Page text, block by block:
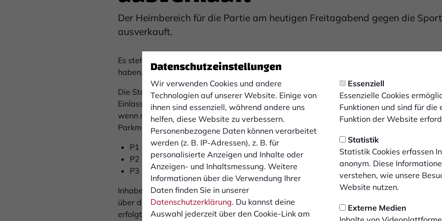
Datenschutzeinstellungen
Wir verwenden Cookies und andere
Technologien auf unserer Website. Einige von
ihnen sind essenziell, während andere uns
helfen, diese Website zu verbessern.
Personenbezogene Daten können verarbeitet
werden (z. B. IP-Adressen), z. B. für
personalisierte Anzeigen und Inhalte oder
Anzeigen- und Inhaltsmessung. Weitere
Informationen über die Verwendung Ihrer
Daten finden Sie in unserer
Datenschutzerklärung. Du kannst deine
Auswahl jederzeit über den Cookie-Link am
Essenziell
Essenzielle Cookies
Funktionen und sind für die
Funktion der Website
Statistik
Statistik Cookies erfassen
anonym. Diese
verstehen, wie unsere
Website nutzen.
Externe Medien
Der Heimbereich für die Partie am heutigen Freitagabend gegen die
ausverkauft.
Es stehen ausschließlich noch Tickets für den VIP-Stehplatzbereich zur Verfügung. Falls
haben, können Sie sich gerne an Paul Remmel unter
Die Stadionöffnung erfolgt um 18:00 Uhr. Wir bitten um eine frühzeitige Anreise, damit
Einlasskontrollen durch den Sicherheitsdienst trotzdem alle Fans pünktlich im Stadion
wenn möglich, mit dem Rad oder zu Fuß anreisen. Denn es gibt vor Ort nur eine
Parkmöglichkeiten:
P1 Heimbereich
P2 Presse & VIP
P3 Gästebereich
Inhaber von Tickets für die Blöcke A-D und den VIP-Bereichen können den praemium
über den Haupteingang (Am Hünting 19, 46399 Bocholt) erreichen. Der Eingang für die
erfolgt ausschließlich über den separaten Gäste-Eingang am Hemdener Weg 165 (TuS